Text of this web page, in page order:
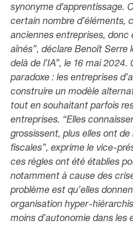
synonyme d'apprentissage.
certain nombre d’éléments,
anciennes entreprises, donc
aînés”, déclare Benoît Serre
delà de l’IA”, le 16 mai
paradoxe : les entreprises
construire un modèle
tout en souhaitant parfois
entreprises. “Elles
grossissent, plus elles ont
fiscales”, exprime le vice-
ces règles ont été établies
notamment à cause des
problème est qu’elles
organisation hyper-
moins d’autonomie dans les